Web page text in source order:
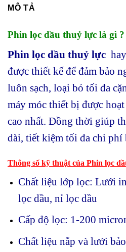
MÔ TẢ
Phin lọc dầu thuỷ lực là gì ?
Phin lọc dầu thuỷ lực hay
được thiết kế để đảm bảo
luôn sạch, loại bỏ tối đa
máy móc thiết bị được
cao nhất. Đồng thời giúp
dài, tiết kiệm tối đa chi phí
Thông số kỹ thuật của Phin lọc
Chất liệu lớp lọc: Lưới
lọc dầu, nỉ lọc dầu
Cấp độ lọc: 1-200
Chất liệu nắp và lưới